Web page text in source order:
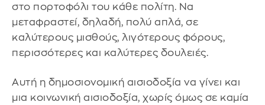
στο πορτοφόλι του κάθε πολίτη. Να
μεταφραστεί, δηλαδή, πολύ απλά, σε
καλύτερους μισθούς, λιγότερους φόρους,
περισσότερες και καλύτερες δουλειές.
Αυτή η δημοσιονομική αισιοδοξία να γίνει και
μια κοινωνική αισιοδοξία, χωρίς όμως σε καμία